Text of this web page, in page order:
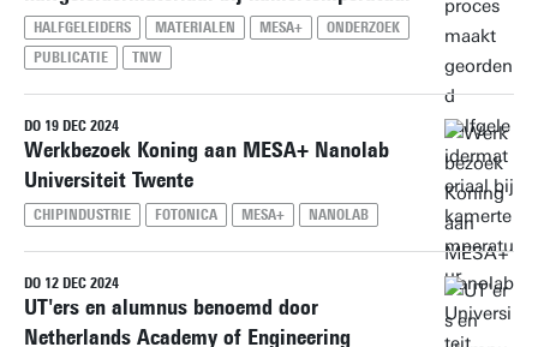
HALFGELEIDERS MATERIALEN MESA+
ONDERZOEK
PUBLICATIE
TNW
DO 19 DEC 2024
Werkbezoek Koning aan MESA+ Nanolab
Universiteit Twente
CHIPINDUSTRIE FOTONICA MESA+ NANOLAB
DO 12 DEC 2024
UT'ers en alumnus benoemd door
Netherlands Academy of Engineering